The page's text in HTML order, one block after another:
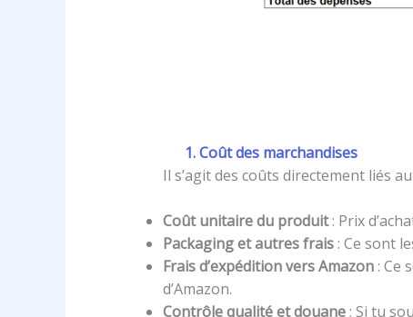
1. Coût des marchandises
Il s’agit des coûts directement liés
Coût unitaire du produit: Prix
Packaging et autres frais: Ce sont
Frais d’expédition vers Amazon: Ce
d’Amazon.
Contrôle qualité et douane: Si tu